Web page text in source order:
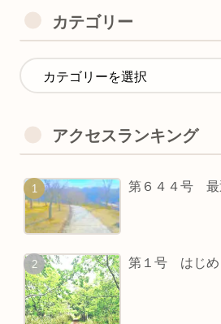
カテゴリー
アクセスランキング
第６４４号 最
第１号 はじめ